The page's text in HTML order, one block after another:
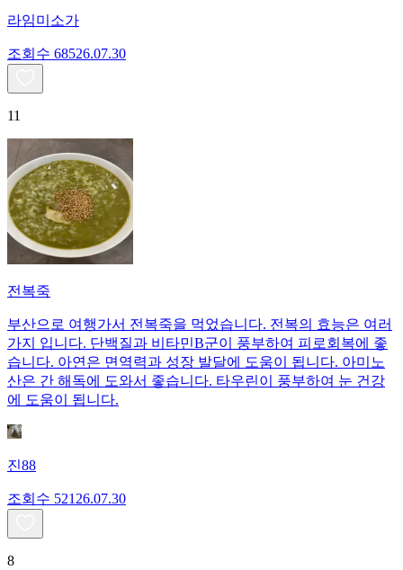
라임미소가
조회수 68526.07.30
11
전복죽
부산으로 여행가서 전복죽을 먹었습니다. 전복의 효능은 여러
가지 입니다. 단백질과 비타민B군이 풍부하여 피로회복에 좋
습니다. 아연은 면역력과 성장 발달에 도움이 됩니다. 아미노
산은 간 해독에 도와서 좋습니다. 타우린이 풍부하여 눈 건강
에 도움이 됩니다.
진88
조회수 521 26.07.30
8